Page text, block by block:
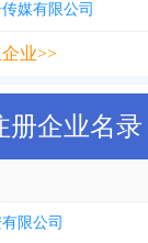
媒有限公司
业>>
册企业名录
限公司